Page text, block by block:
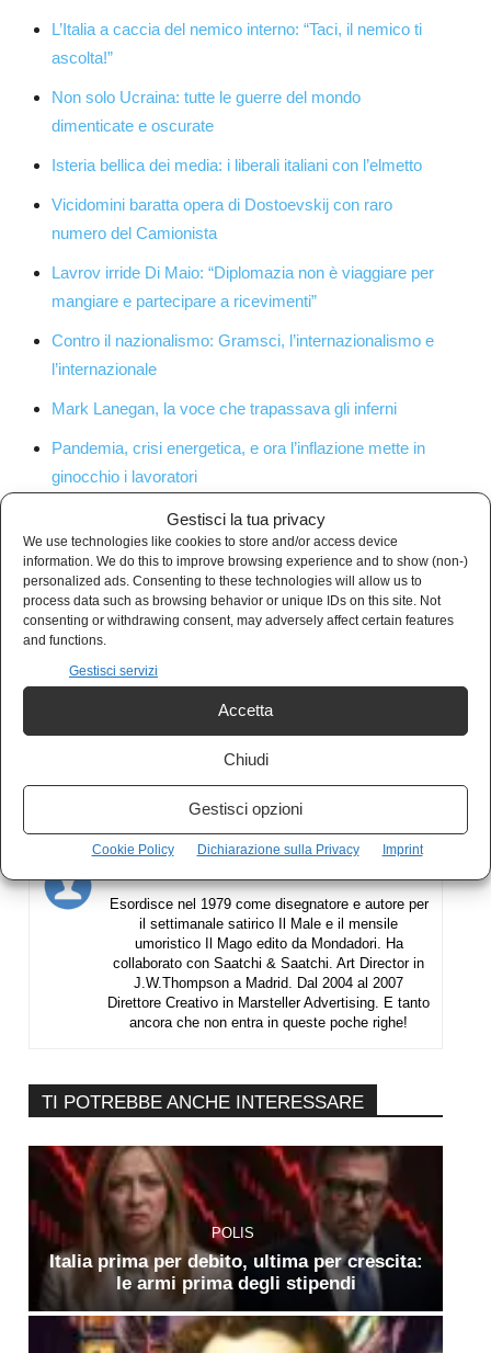
Gestisci la tua privacy
We use technologies like cookies to store and/or access device
information. We do this to improve browsing experience and to show (non-)
personalized ads. Consenting to these technologies will allow us to
process data such as browsing behavior or unique IDs on this site. Not
consenting or withdrawing consent, may adversely affect certain features
and functions.
Gestisci servizi
Accetta
Chiudi
Gestisci opzioni
Cookie Policy Dichiarazione sulla Privacy Imprint
L’Italia a caccia del nemico interno: “Taci, il nemico ti
ascolta!”
Non solo Ucraina: tutte le guerre del mondo
dimenticate e oscurate
Isteria bellica dei media: i liberali italiani con l’elmetto
Vicidomini baratta opera di Dostoevskij con raro
numero del Camionista
Lavrov irride Di Maio: “Diplomazia non è viaggiare per
mangiare e partecipare a ricevimenti”
Contro il nazionalismo: Gramsci, l’internazionalismo e
l’internazionale
Mark Lanegan, la voce che trapassava gli inferni
Pandemia, crisi energetica, e ora l’inflazione mette in
ginocchio i lavoratori
Vicidomini e Memo Remigi a capo di una baby gang
terrorizzano Roma e Milano
Italo Calvino e le lettere a Elsa: l’amore irragionevole
Cartoline da Salò: il nuovo libro di Alexandro Sabetti
Esordisce nel 1979 come disegnatore e autore per
il settimanale satirico Il Male e il mensile
umoristico Il Mago edito da Mondadori. Ha
collaborato con Saatchi & Saatchi. Art Director in
J.W.Thompson a Madrid. Dal 2004 al 2007
Direttore Creativo in Marsteller Advertising. E tanto
ancora che non entra in queste poche righe!
TI POTREBBE ANCHE INTERESSARE
POLIS
Italia prima per debito, ultima per crescita:
le armi prima degli stipendi